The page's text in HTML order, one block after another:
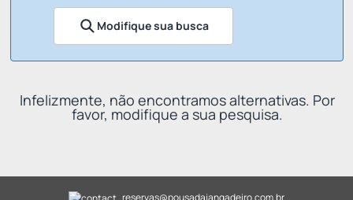
Modifique sua busca
Infelizmente, não encontramos alternativas. Por
favor, modifique a sua pesquisa.
reservas@pousadajangadeiro.com.br